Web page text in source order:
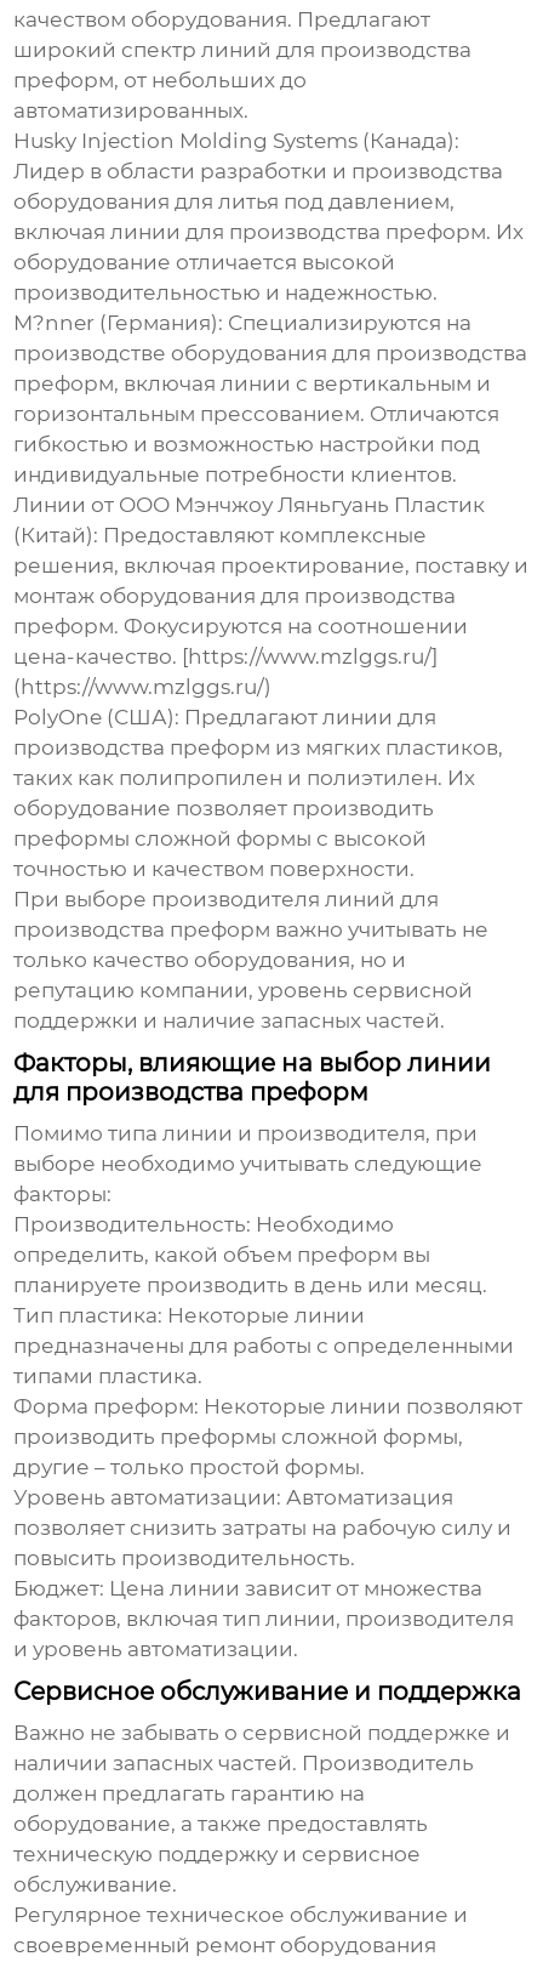
качеством оборудования. Предлагают
широкий спектр линий для производства
преформ, от небольших до
автоматизированных.
Husky Injection Molding Systems (Канада):
Лидер в области разработки и производства
оборудования для литья под давлением,
включая линии для производства преформ. Их
оборудование отличается высокой
производительностью и надежностью.
M?nner (Германия): Специализируются на
производстве оборудования для производства
преформ, включая линии с вертикальным и
горизонтальным прессованием. Отличаются
гибкостью и возможностью настройки под
индивидуальные потребности клиентов.
Линии от ООО Мэнчжоу Ляньгуань Пластик
(Китай): Предоставляют комплексные
решения, включая проектирование, поставку и
монтаж оборудования для производства
преформ. Фокусируются на соотношении
цена-качество. [https://www.mzlggs.ru/]
(https://www.mzlggs.ru/)
PolyOne (США): Предлагают линии для
производства преформ из мягких пластиков,
таких как полипропилен и полиэтилен. Их
оборудование позволяет производить
преформы сложной формы с высокой
точностью и качеством поверхности.
При выборе производителя линий для
производства преформ важно учитывать не
только качество оборудования, но и
репутацию компании, уровень сервисной
поддержки и наличие запасных частей.
Факторы, влияющие на выбор линии
для производства преформ
Помимо типа линии и производителя, при
выборе необходимо учитывать следующие
факторы:
Производительность: Необходимо
определить, какой объем преформ вы
планируете производить в день или месяц.
Тип пластика: Некоторые линии
предназначены для работы с определенными
типами пластика.
Форма преформ: Некоторые линии позволяют
производить преформы сложной формы,
другие – только простой формы.
Уровень автоматизации: Автоматизация
позволяет снизить затраты на рабочую силу и
повысить производительность.
Бюджет: Цена линии зависит от множества
факторов, включая тип линии, производителя
и уровень автоматизации.
Сервисное обслуживание и поддержка
Важно не забывать о сервисной поддержке и
наличии запасных частей. Производитель
должен предлагать гарантию на
оборудование, а также предоставлять
техническую поддержку и сервисное
обслуживание.
Регулярное техническое обслуживание и
своевременный ремонт оборудования